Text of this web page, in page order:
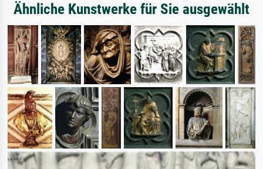
Ähnliche Kunstwerke für Sie ausgewählt